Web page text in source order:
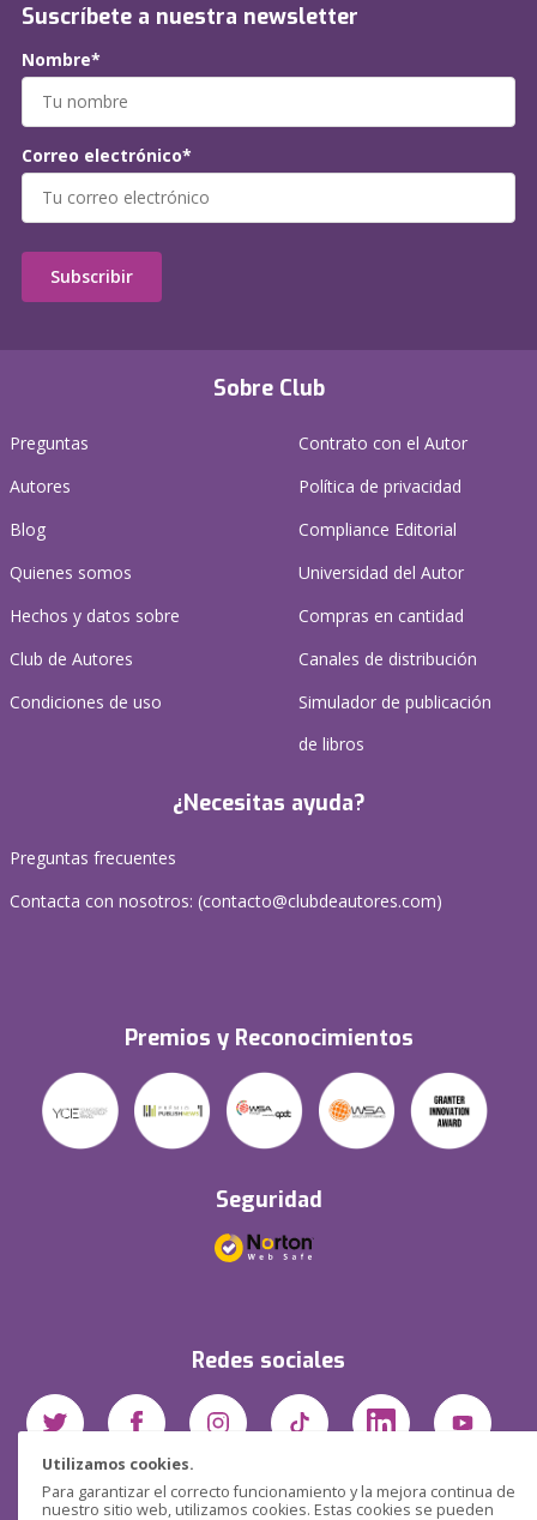
Utilizamos cookies.
Para garantizar el correcto funcionamiento y la mejora continua de
nuestro sitio web, utilizamos cookies. Estas cookies se pueden
Sobre Club
Preguntas
Autores
Blog
Quienes somos
Hechos y datos sobre
Club de Autores
Condiciones de uso
Contrato con el Autor
Política de privacidad
Compliance Editorial
Universidad del Autor
Compras en cantidad
Canales de distribución
Simulador de publicación
de libros
¿Necesitas ayuda?
Preguntas frecuentes
Contacta con nosotros: (contacto@clubdeautores.com)
Premios y Reconocimientos
Seguridad
Redes sociales
Suscríbete a nuestra newsletter
Nombre*
Correo electrónico*
Subscribir